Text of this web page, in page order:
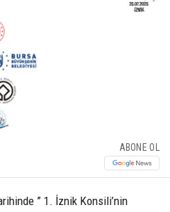
ABONE OL
” 1. İznik Konsili’nin